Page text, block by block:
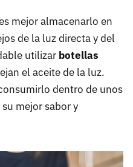
mejor almacenarlo en
de la luz directa y del
utilizar botellas
el aceite de la luz.
dentro de unos
mejor sabor y